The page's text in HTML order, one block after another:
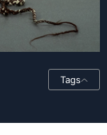
Tags